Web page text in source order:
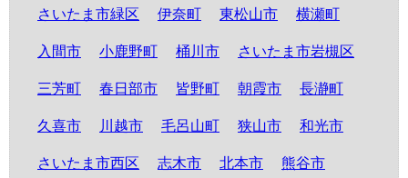
さいたま市緑区 伊奈町 東松山市 横瀬町
入間市 小鹿野町 桶川市 さいたま市岩槻区
三芳町 春日部市 皆野町 朝霞市 長瀞町
久喜市 川越市 毛呂山町 狭山市 和光市
さいたま市西区 志木市 北本市 熊谷市